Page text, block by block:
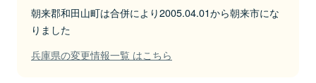
朝来郡和田山町は合併により2005.04.01から朝来市にな
りました
兵庫県の変更情報一覧 はこちら